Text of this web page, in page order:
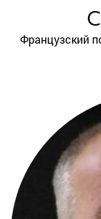
Французский политолог, доктор политических наук,